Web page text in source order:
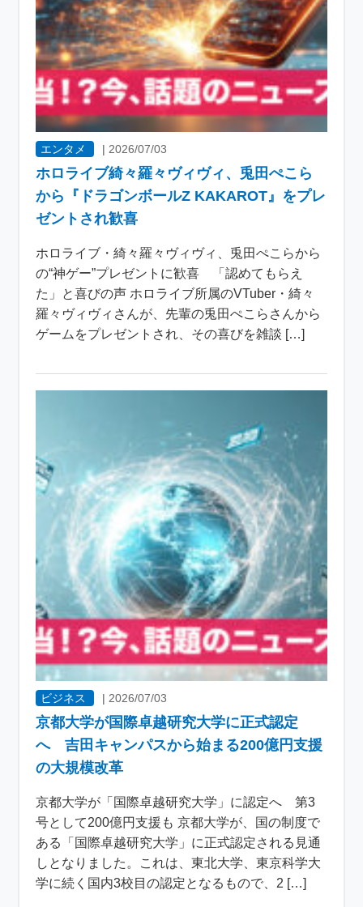
エンタメ | 2026/07/03
ホロライブ綺々羅々ヴィヴィ、兎田ぺこら
から『ドラゴンボールZ KAKAROT』をプレ
ゼントされ歓喜
ホロライブ・綺々羅々ヴィヴィ、兎田ぺこらから
の“神ゲー”プレゼントに歓喜 「認めてもらえ
た」と喜びの声 ホロライブ所属のVTuber・綺々
羅々ヴィヴィさんが、先輩の兎田ぺこらさんから
ゲームをプレゼントされ、その喜びを雑談 […]
ビジネス |2026/07/03
京都大学が国際卓越研究大学に正式認定
へ 吉田キャンパスから始まる200億円支援
の大規模改革
京都大学が「国際卓越研究大学」に認定へ 第3
号として200億円支援も 京都大学が、国の制度で
ある「国際卓越研究大学」に正式認定される見通
しとなりました。これは、東北大学、東京科学大
学に続く国内3校目の認定となるもので、2 […]